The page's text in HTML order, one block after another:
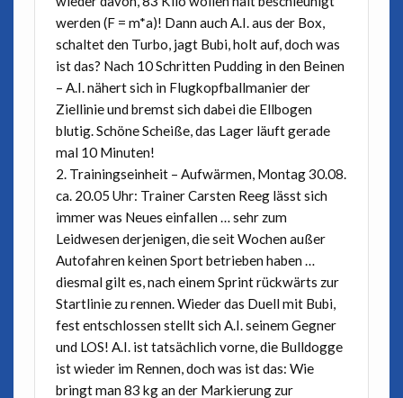
werden (F = m*a)! Dann auch A.I. aus der Box,
schaltet den Turbo, jagt Bubi, holt auf, doch was
ist das? Nach 10 Schritten Pudding in den Beinen
– A.I. nähert sich in Flugkopfballmanier der
Ziellinie und bremst sich dabei die Ellbogen
blutig. Schöne Scheiße, das Lager läuft gerade
mal 10 Minuten!
2. Trainingseinheit – Aufwärmen, Montag 30.08.
ca. 20.05 Uhr: Trainer Carsten Reeg lässt sich
immer was Neues einfallen … sehr zum
Leidwesen derjenigen, die seit Wochen außer
Autofahren keinen Sport betrieben haben …
diesmal gilt es, nach einem Sprint rückwärts zur
Startlinie zu rennen. Wieder das Duell mit Bubi,
fest entschlossen stellt sich A.I. seinem Gegner
und LOS! A.I. ist tatsächlich vorne, die Bulldogge
ist wieder im Rennen, doch was ist das: Wie
bringt man 83 kg an der Markierung zur